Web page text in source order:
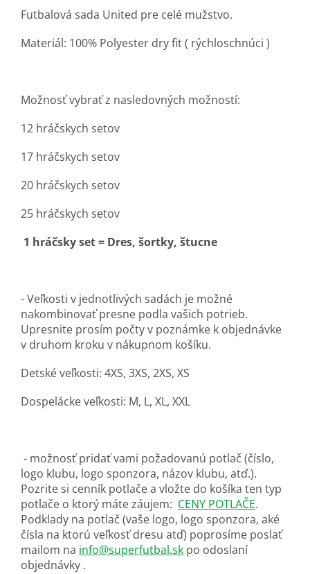
Futbalová sada United pre celé mužstvo.
Materiál: 100% Polyester dry fit ( rýchloschnúci )
Možnosť vybrať z nasledovných možností:
12 hráčskych setov
17 hráčskych setov
20 hráčskych setov
25 hráčskych setov
1 hráčsky set = Dres, šortky, štucne
- Veľkosti v jednotlivých sadách je možné
nakombinovať presne podla vašich potrieb.
Upresnite prosím počty v poznámke k objednávke
v druhom kroku v nákupnom košíku.
Detské veľkosti: 4XS, 3XS, 2XS, XS
Dospelácke veľkosti: M, L, XL, XXL
- možnosť pridať vami požadovanú potlač (číslo,
logo klubu, logo sponzora, názov klubu, atď.).
Pozrite si cenník potlače a vložte do košíka ten typ
potlače o ktorý máte záujem: CENY POTLAČE.
Podklady na potlač (vaše logo, logo sponzora, aké
čísla na ktorú veľkosť dresu atď) poprosíme poslať
mailom na info@superfutbal.sk po odoslaní
objednávky .